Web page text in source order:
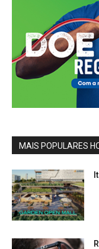
MAIS POPULARES